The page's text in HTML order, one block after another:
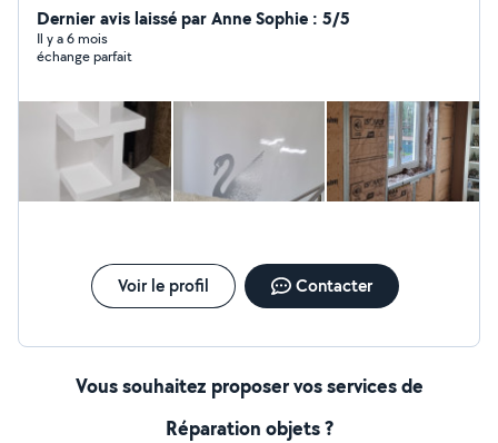
Dernier avis laissé par Anne Sophie : 5/5
Il y a 6 mois
échange parfait
Voir le profil Contacter
Vous souhaitez proposer vos services de
Réparation objets ?